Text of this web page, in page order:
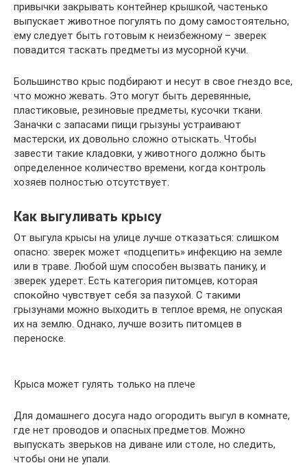
привычки закрывать контейнер крышкой, частенько
выпускает животное погулять по дому самостоятельно,
ему следует быть готовым к неизбежному – зверек
повадится таскать предметы из мусорной кучи.
Большинство крыс подбирают и несут в свое гнездо все,
что можно жевать. Это могут быть деревянные,
пластиковые, резиновые предметы, кусочки ткани.
Заначки с запасами пищи грызуны устраивают
мастерски, их довольно сложно отыскать. Чтобы
завести такие кладовки, у животного должно быть
определенное количество времени, когда контроль
хозяев полностью отсутствует.
Как выгуливать крысу
От выгула крысы на улице лучше отказаться: слишком
опасно: зверек может «подцепить» инфекцию на земле
или в траве. Любой шум способен вызвать панику, и
зверек удерет. Есть категория питомцев, которая
спокойно чувствует себя за пазухой. С такими
грызунами можно выходить в теплое время, не опуская
их на землю. Однако, лучше возить питомцев в
переноске.
Крыса может гулять только на плече
Для домашнего досуга надо огородить выгул в комнате,
где нет проводов и опасных предметов. Можно
выпускать зверьков на диване или столе, но следить,
чтобы они не упали.